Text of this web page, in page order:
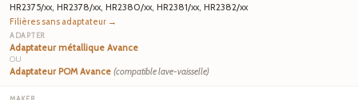
HR2375/xx, HR2378/xx, HR2380/xx, HR2381/xx, HR2382/xx
Filières sans adaptateur →
Adaptateur métallique Avance
OU
Adaptateur POM Avance (compatible lave-vaisselle)